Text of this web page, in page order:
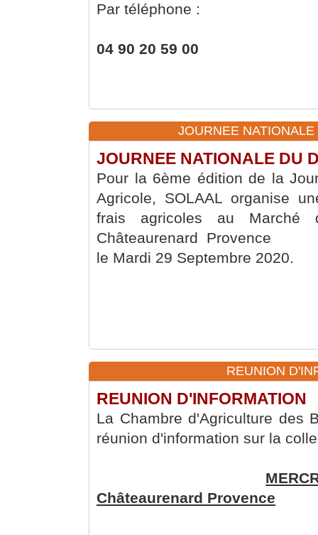
Par téléphone :
04 90 20 59 00
JOURNEE
JOURNEE NATIONALE DU
Pour la 6ème édition de la
Agricole, SOLAAL organise
frais agricoles au Marché
Châteaurenard Provence
le Mardi 29 Septembre 2020.
REUNION
REUNION D'INFORMATION
La Chambre d'Agriculture des
réunion d'information sur la
Châteaurenard Provence